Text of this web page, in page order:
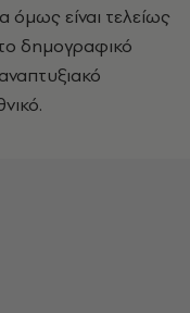
όμως είναι τελείως
δημογραφικό